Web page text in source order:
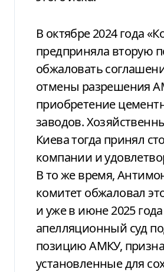
В октябре 2024 года
предприняла вторую
обжаловать
отмены разрешения
приобретение
заводов.
Киева тогда принял
компании и
В то же время,
комитет обжаловал
и уже в июне 2025 года
апелляционный суд
позицию АМКУ,
установленные для